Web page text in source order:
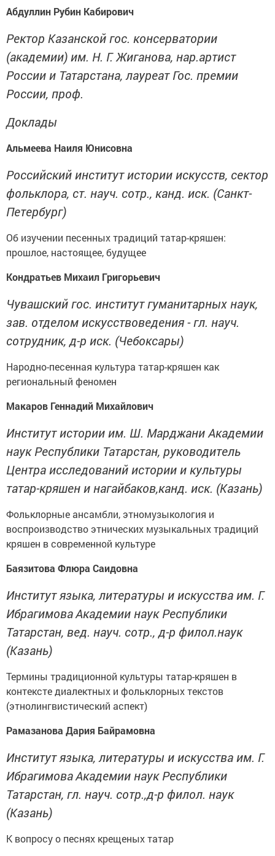
Абдуллин Рубин Кабирович
Ректор Казанской гос. консерватории
(академии) им. Н. Г. Жиганова, нар.артист
России и Татарстана, лауреат Гос. премии
России, проф.
Доклады
Альмеева Наиля Юнисовна
Российский институт истории искусств, сектор
фольклора, ст. науч. сотр., канд. иск. (Санкт-
Петербург)
Об изучении песенных традиций татар-кряшен:
прошлое, настоящее, будущее
Кондратьев Михаил Григорьевич
Чувашский гос. институт гуманитарных наук,
зав. отделом искусствоведения - гл. науч.
сотрудник, д-р иск. (Чебоксары)
Народно-песенная культура татар-кряшен как
региональный феномен
Макаров Геннадий Михайлович
Институт истории им. Ш. Марджани Академии
наук Республики Татарстан, руководитель
Центра исследований истории и культуры
татар-кряшен и нагайбаков,канд. иск. (Казань)
Фольклорные ансамбли, этномузыкология и
воспроизводство этнических музыкальных традиций
кряшен в современной культуре
Баязитова Флюра Саидовна
Институт языка, литературы и искусства им. Г.
ИбрагимоваАкадемии наук Республики
Татарстан, вед. науч. сотр., д-р филол.наук
(Казань)
Термины традиционной культуры татар-кряшен в
контексте диалектных и фольклорных текстов
(этнолингвистический аспект)
Рамазанова Дария Байрамовна
Институт языка, литературы и искусства им. Г.
ИбрагимоваАкадемии наук Республики
Татарстан, гл. науч. сотр.,д-р филол. наук
(Казань)
К вопросу о песнях крещеных татар